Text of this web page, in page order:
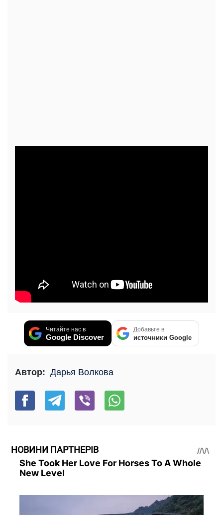
Читайте нас в
Google Discover
Добавьте в
источники Google
Автор: Дарья Волкова
НОВИНИ ПАРТНЕРІВ
She Took Her Love For Horses To A Whole
New Level